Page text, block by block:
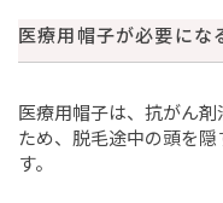
医療用帽子が必要にな
医療用帽子は、抗がん
ため、脱毛途中の頭を
す。